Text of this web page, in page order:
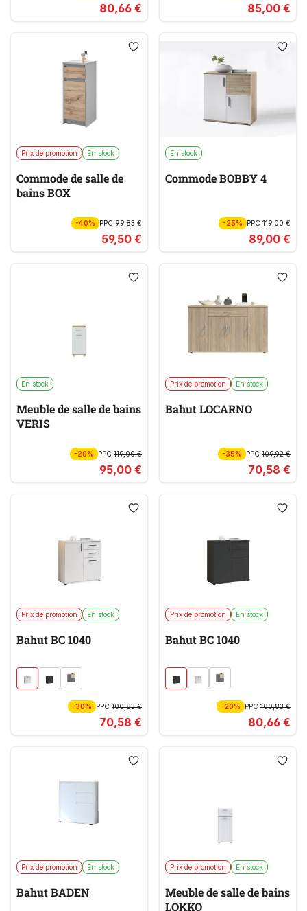
80,66 € 85,00 €
Prix de promotion En stock
Commode de salle de
bains BOX
-40% PPC 99,83 €
59,50 €
En stock
Commode BOBBY 4
-25% PPC119,00 €
89,00 €
En stock
Meuble de salle de bains
VERIS
-20% PPC 119,00 €
95,00 €
Prix de promotion En stock
Bahut LOCARNO
-35% PPC109,92 €
70,58 €
Prix de promotion En stock
Bahut BC 1040
-30% PPC 100,83 €
70,58 €
Prix de promotion En stock
Bahut BC 1040
-20% PPC100,83 €
80,66 €
Prix de promotion En stock
Bahut BADEN
Prix de promotion En stock
Meuble de salle de bains
LOKKO